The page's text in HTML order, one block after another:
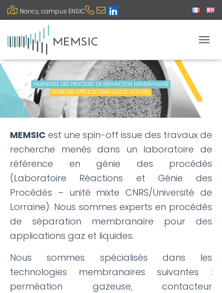
Nancy, campus ENSIC
INGÉNIERIE DES PROCÉDÉS DE SÉPARATION MEMBRANAIRE
POUR DES APPLICATIONS GAZ ET LIQUIDES
MEMSIC est une spin-off issue des travaux de
recherche menés dans un laboratoire de
référence en génie des procédés
(Laboratoire Réactions et Génie des
Procédés – unité mixte CNRS/Université de
Lorraine). Nous sommes experts en procédés
de séparation membranaire pour des
applications gaz et liquides.
Nous sommes spécialisés dans les
technologies membranaires suivantes :
perméation gazeuse, contacteur